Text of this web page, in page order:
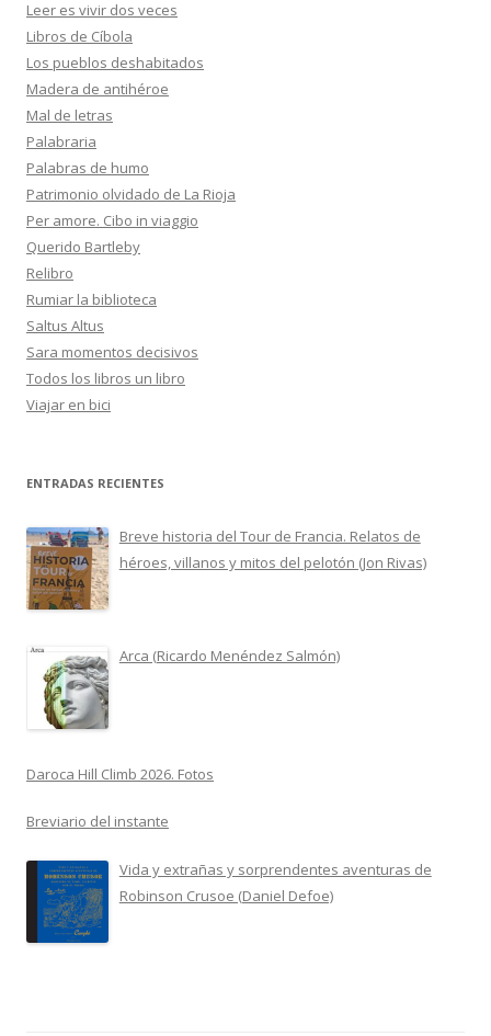
Leer es vivir dos veces
Libros de Cíbola
Los pueblos deshabitados
Madera de antihéroe
Mal de letras
Palabraria
Palabras de humo
Patrimonio olvidado de La Rioja
Per amore. Cibo in viaggio
Querido Bartleby
Relibro
Rumiar la biblioteca
Saltus Altus
Sara momentos decisivos
Todos los libros un libro
Viajar en bici
ENTRADAS RECIENTES
Breve historia del Tour de Francia. Relatos de
héroes, villanos y mitos del pelotón (Jon Rivas)
Arca (Ricardo Menéndez Salmón)
Daroca Hill Climb 2026. Fotos
Breviario del instante
Vida y extrañas y sorprendentes aventuras de
Robinson Crusoe (Daniel Defoe)